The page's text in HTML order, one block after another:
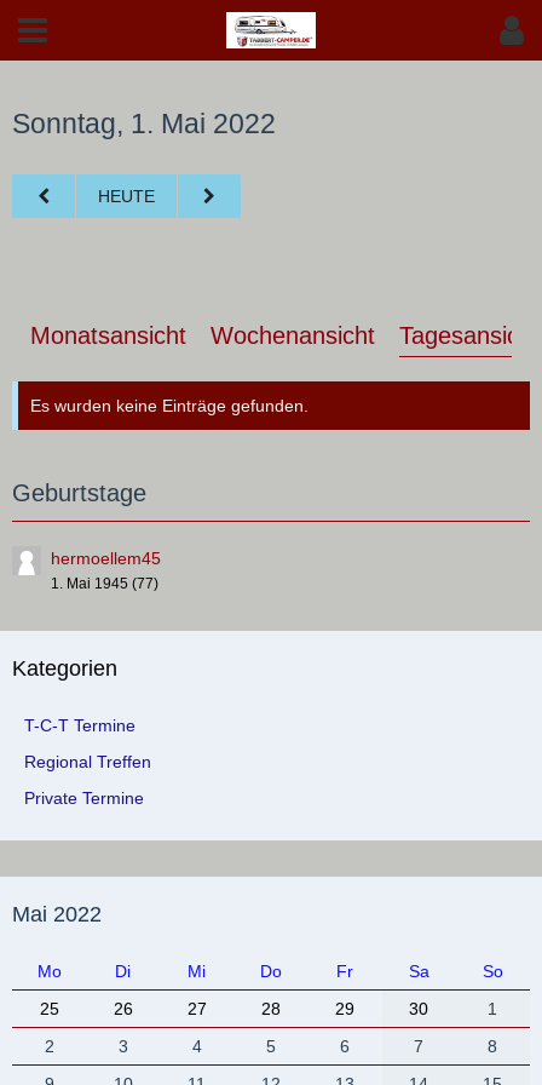
Sonntag, 1. Mai 2022
HEUTE
Monatsansicht Wochenansicht Tagesansicht
Es wurden keine Einträge gefunden.
Geburtstage
hermoellem45
1. Mai 1945 (77)
Kategorien
T-C-T Termine
Regional Treffen
Private Termine
Mai 2022
Mo Di Mi Do Fr Sa
So
25
26 27 28 29 30
1
2
3 4 5 6 7
8